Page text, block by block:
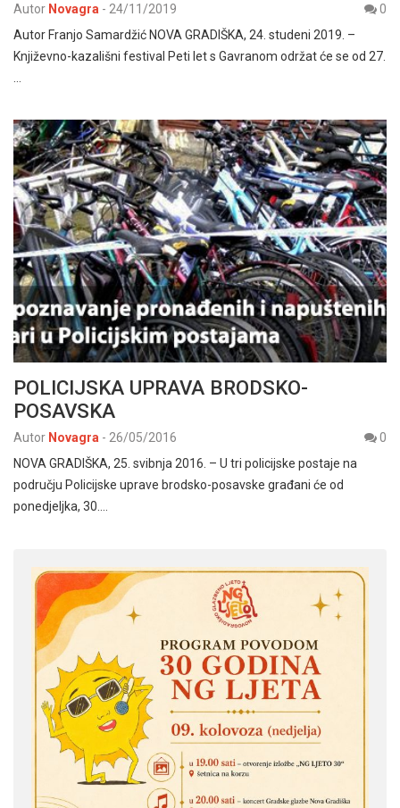
Autor Novagra - 24/11/2019
0
Autor Franjo Samardžić NOVA GRADIŠKA, 24. studeni 2019. –
Književno-kazališni festival Peti let s Gavranom održat će se od 27.
POLICIJSKA UPRAVA BRODSKO-
POSAVSKA
Autor Novagra - 26/05/2016
0
NOVA GRADIŠKA, 25. svibnja 2016. – U tri policijske postaje na
području Policijske uprave brodsko-posavske građani će od
ponedjeljka, 30.…